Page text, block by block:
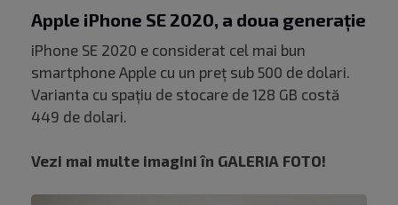
Apple iPhone SE 2020, a doua generație
iPhone SE 2020 e considerat cel mai bun
smartphone Apple cu un preț sub 500 de dolari.
Varianta cu spațiu de stocare de 128 GB costă
449 de dolari.
Vezi mai multe imagini în GALERIA FOTO!